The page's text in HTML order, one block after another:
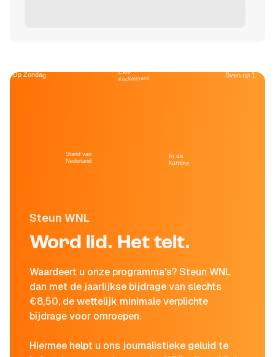
Steun WNL
Word lid. Het telt.
Waardeert u onze programma's? Steun WNL
dan met de jaarlijkse bijdrage van slechts
€8,50, de wettelijk minimale verplichte
bijdrage voor omroepen.
Hiermee helpt u ons journalistieke geluid te
Op Zondag
Stand van
Nederland
Café
Kockelmann
In de
kantine
Sven op 1